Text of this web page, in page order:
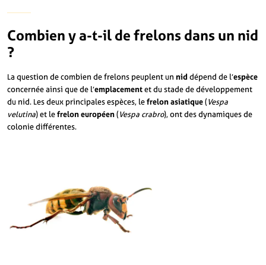
Combien y a-t-il de frelons dans un nid
?
La question de combien de frelons peuplent un niddépend de l’espèce
concernée ainsi que de l’emplacementet du stade de développement
du nid. Les deux principales espèces, lefrelon asiatique(Vespa
velutina) et lefrelon européen(Vespa crabro), ont des dynamiques de
colonie différentes.